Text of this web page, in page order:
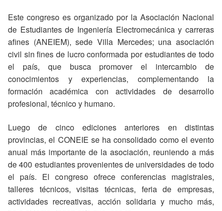
Este congreso es organizado por la Asociación Nacional
de Estudiantes de Ingeniería Electromecánica y carreras
afines (ANEIEM), sede Villa Mercedes; una asociación
civil sin fines de lucro conformada por estudiantes de todo
el país, que busca promover el intercambio de
conocimientos y experiencias, complementando la
formación académica con actividades de desarrollo
profesional, técnico y humano.
Luego de cinco ediciones anteriores en distintas
provincias, el CONEIE se ha consolidado como el evento
anual más importante de la asociación, reuniendo a más
de 400 estudiantes provenientes de universidades de todo
el país. El congreso ofrece conferencias magistrales,
talleres técnicos, visitas técnicas, feria de empresas,
actividades recreativas, acción solidaria y mucho más,